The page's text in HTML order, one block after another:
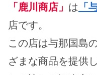
「鹿川商店」 は 「
店です。
この店は与那国島
ざまな商品を提供